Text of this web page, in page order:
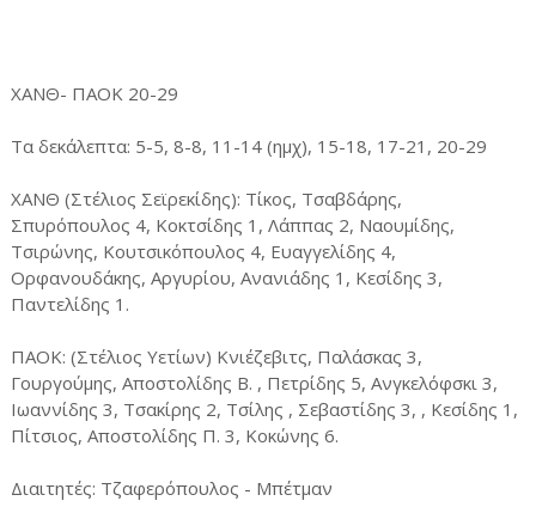
ΧΑΝΘ- ΠΑΟΚ 20-29
Τα δεκάλεπτα: 5-5, 8-8, 11-14 (ημχ), 15-18, 17-21, 20-29
ΧΑΝΘ (Στέλιος Σεϊρεκίδης): Τίκος, Τσαβδάρης,
Σπυρόπουλος 4, Κοκτσίδης 1, Λάππας 2, Ναουμίδης,
Τσιρώνης, Κουτσικόπουλος 4, Ευαγγελίδης 4,
Ορφανουδάκης, Αργυρίου, Ανανιάδης 1, Κεσίδης 3,
Παντελίδης 1.
ΠΑΟΚ: (Στέλιος Υετίων) Κνιέζεβιτς, Παλάσκας 3,
Γουργούμης, Αποστολίδης Β. , Πετρίδης 5, Ανγκελόφσκι 3,
Ιωαννίδης 3, Τσακίρης 2, Τσίλης , Σεβαστίδης 3, , Κεσίδης 1,
Πίτσιος, Αποστολίδης Π. 3, Κοκώνης 6.
Διαιτητές: Τζαφερόπουλος - Μπέτμαν